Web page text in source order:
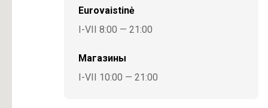
Eurovaistinė
I-VII 8:00 — 21:00
Магазины
I-VII 10:00 — 21:00